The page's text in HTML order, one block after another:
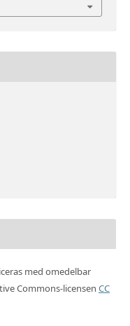
med omedelbar
Commons-licensen CC